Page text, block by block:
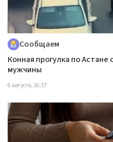
Сообщаем
Конная прогулка по
мужчины
6 августа, 16:37